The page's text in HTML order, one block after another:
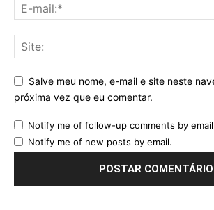
Salve meu nome, e-mail e site neste
próxima vez que eu comentar.
Notify me of follow-up comments by
Notify me of new posts by email.